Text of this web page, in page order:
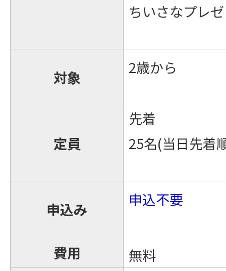
ちいさなプレ
対象 2歳から
定員
先着
25名(当日先着
申込み 申込不要
費用
無料